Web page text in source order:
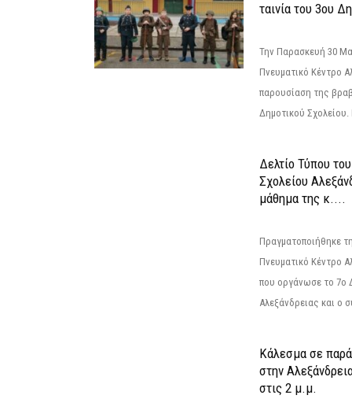
ταινία του 3ου
Την Παρασκευή 30
Πνευματικό Κέντρο
παρουσίαση της
Δημοτικού Σχολείου.
Δελτίο Τύπου
Σχολείου
μάθημα της κ....
Πραγματοποιήθηκε
Πνευματικό Κέντρο
που οργάνωσε το 7ο
Αλεξάνδρειας και ο
Κάλεσμα σε
στην
στις 2 μ.μ.